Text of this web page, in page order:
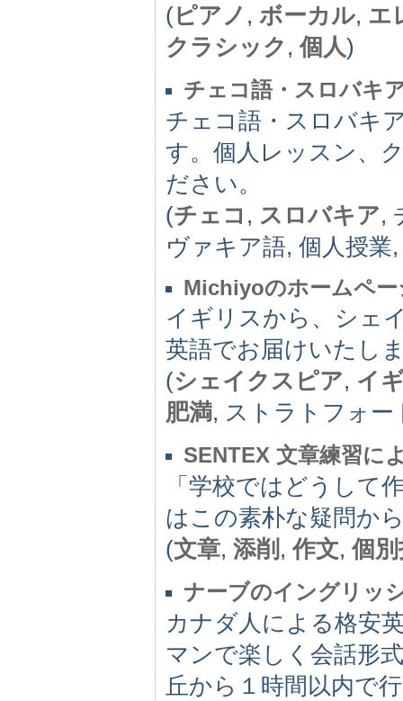
(ピアノ , ボーカル, エ
クラシック ,個人)
チェコ語・スロバキ
チェコ語・スロバキ
す。個人レッスン、
ださい。
(チェコ , スロバキア,
ヴァキア語, 個人授
Michiyoのホームペー
イギリスから、シェ
英語でお届けいたし
(シェイクスピア, イ
肥満, ストラトフォ
SENTEX 文章練習に
「学校ではどうして
はこの素朴な疑問か
(文章, 添削 ,作文,個
ナーブのイングリッ
カナダ人による格安
マンで楽しく会話形
丘から１時間以内で